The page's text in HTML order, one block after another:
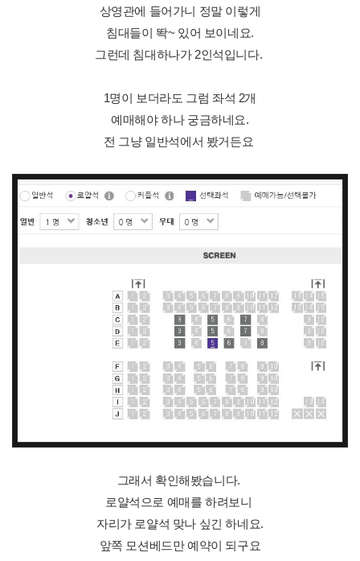
상영관에 들어가니 정말 이렇게
침대들이 똭~ 있어 보이네요.
그런데 침대하나가 2인석입니다.
1명이 보더라도 그럼 좌석 2개
예매해야 하나 궁금하네요.
전 그냥 일반석에서 봤거든요
그래서 확인해봤습니다.
로얄석으로 예매를 하려보니
자리가 로얄석 맞나 싶긴 하네요.
앞쪽 모션베드만 예약이 되구요